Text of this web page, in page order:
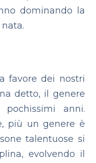
dominando la
favore dei nostri
detto, il genere
anni.
più un genere è
talentuose si
evolvendo il